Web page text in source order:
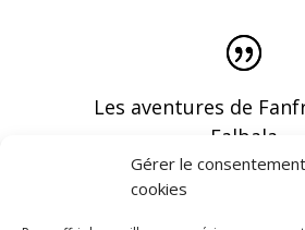
Gérer le
cookies
Les aventures de
Falbala